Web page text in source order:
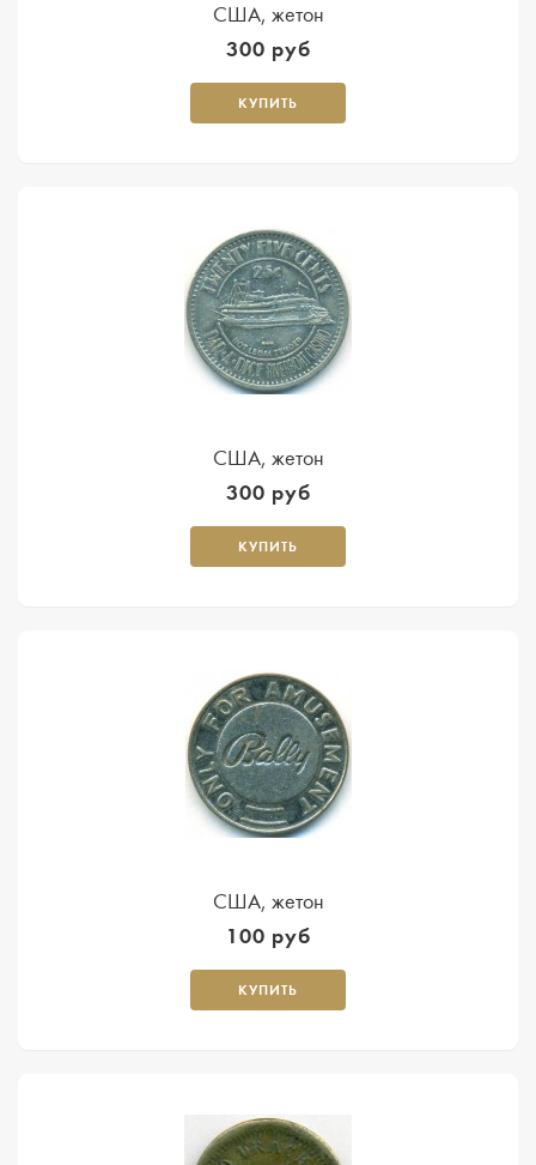
США, жетон
300 руб
КУПИТЬ
США, жетон
300 руб
КУПИТЬ
США, жетон
100 руб
КУПИТЬ